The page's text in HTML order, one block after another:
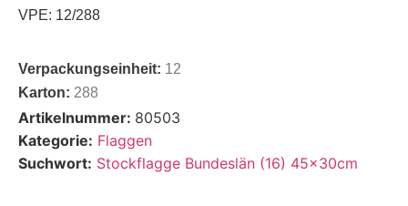
VPE: 12/288
Verpackungseinheit: 12
Karton: 288
Artikelnummer: 80503
Kategorie: Flaggen
Suchwort: Stockflagge Bundeslän (16) 45x30cm